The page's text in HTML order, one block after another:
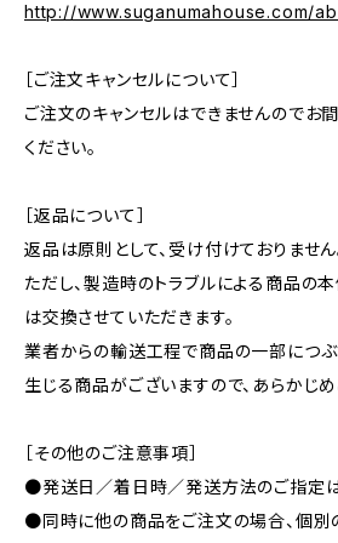
http://www.suganumahouse.com/
［ご注文キャンセルについて］
ご注文のキャンセルはできませんのでお
ください。
［返品について］
返品は原則として、受け付けておりません
ただし、製造時のトラブルによる商品の
は交換させていただきます。
業者からの輸送工程で商品の一部につ
生じる商品がございますので、あらかじめ
［その他のご注意事項］
●発送日／着日時／発送方法のご指定は
●同時に他の商品をご注文の場合、個別